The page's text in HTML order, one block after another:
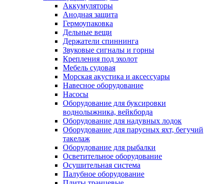
Аккумуляторы
Анодная защита
Гермоупаковка
Дельные вещи
Держатели спиннинга
Звуковые сигналы и горны
Крепления под эхолот
Мебель судовая
Морская акустика и аксессуары
Навесное оборудование
Насосы
Оборудование для буксировки
воднолыжника, вейкборда
Оборудование для надувных лодок
Оборудование для парусных яхт, бегучий
такелаж
Оборудование для рыбалки
Осветительное оборудование
Осушительная система
Палубное оборудование